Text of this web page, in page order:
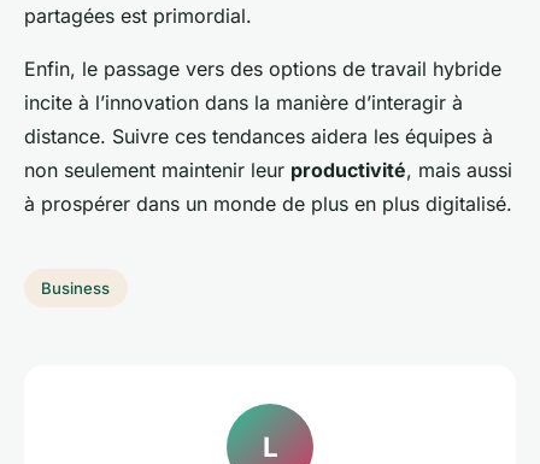
partagées est primordial.
Enfin, le passage vers des options de travail hybride
incite à l’innovation dans la manière d’interagir à
distance. Suivre ces tendances aidera les équipes à
non seulement maintenir leur productivité, mais aussi
à prospérer dans un monde de plus en plus digitalisé.
Business
L